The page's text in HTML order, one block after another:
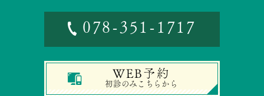
078-351-1717
WEB予約
初診 のみこちらから